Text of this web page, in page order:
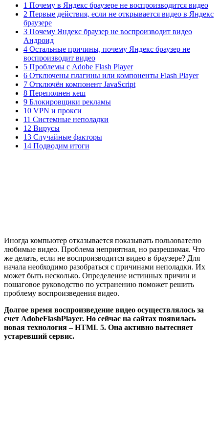
1 Почему в Яндекс браузере не воспроизводится видео
2 Первые действия, если не открывается видео в Яндекс
браузере
3 Почему Яндекс браузер не воспроизводит видео
Андроид
4 Остальные причины, почему Яндекс браузер не
воспроизводит видео
5 Проблемы с Adobe Flash Player
6 Отключены плагины или компоненты Flash Player
7 Отключён компонент JavaScript
8 Переполнен кеш
9 Блокировщики рекламы
10 VPN и прокси
11 Системные неполадки
12 Вирусы
13 Случайные факторы
14 Подводим итоги
Иногда компьютер отказывается показывать пользователю
любимые видео. Проблема неприятная, но разрешимая. Что
же делать, если не воспроизводится видео в браузере? Для
начала необходимо разобраться с причинами неполадки. Их
может быть несколько. Определение истинных причин и
пошаговое руководство по устранению поможет решить
проблему воспроизведения видео.
Долгое время воспроизведение видео осуществлялось за
счет AdobeFlashPlayer. Но сейчас на сайтах появилась
новая технология –HTML 5. Она активно вытесняет
устаревший сервис.